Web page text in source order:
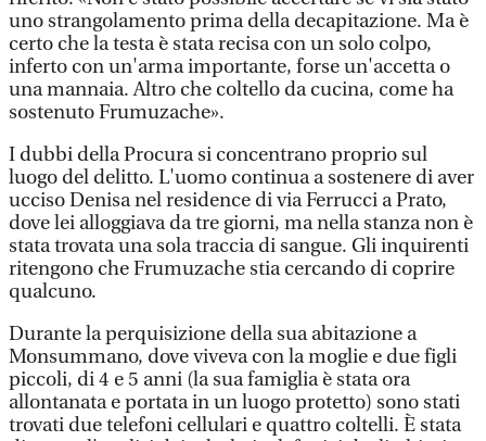
uno strangolamento prima della decapitazione. Ma è
certo che la testa è stata recisa con un solo colpo,
inferto con un'arma importante, forse un'accetta o
una mannaia. Altro che coltello da cucina, come ha
sostenuto Frumuzache».
I dubbi della Procura si concentrano proprio sul
luogo del delitto. L'uomo continua a sostenere di aver
ucciso Denisa nel residence di via Ferrucci a Prato,
dove lei alloggiava da tre giorni, ma nella stanza non è
stata trovata una sola traccia di sangue. Gli inquirenti
ritengono che Frumuzache stia cercando di coprire
qualcuno.
Durante la perquisizione della sua abitazione a
Monsummano, dove viveva con la moglie e due figli
piccoli, di 4 e 5 anni (la sua famiglia è stata ora
allontanata e portata in un luogo protetto) sono stati
trovati due telefoni cellulari e quattro coltelli. È stata